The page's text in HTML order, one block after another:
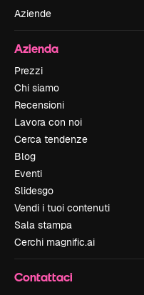
Aziende
Azienda
Prezzi
Chi siamo
Recensioni
Lavora con noi
Cerca tendenze
Blog
Eventi
Slidesgo
Vendi i tuoi contenuti
Sala stampa
Cerchi magnific.ai
Contattaci